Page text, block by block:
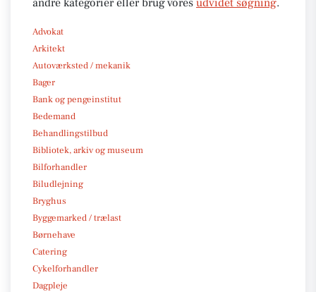
Advokat
Arkitekt
Autoværksted / mekanik
Bager
Bank og pengeinstitut
Bedemand
Behandlingstilbud
Bibliotek, arkiv og museum
Bilforhandler
Biludlejning
Bryghus
Byggemarked / trælast
Børnehave
Catering
Cykelforhandler
Dagpleje